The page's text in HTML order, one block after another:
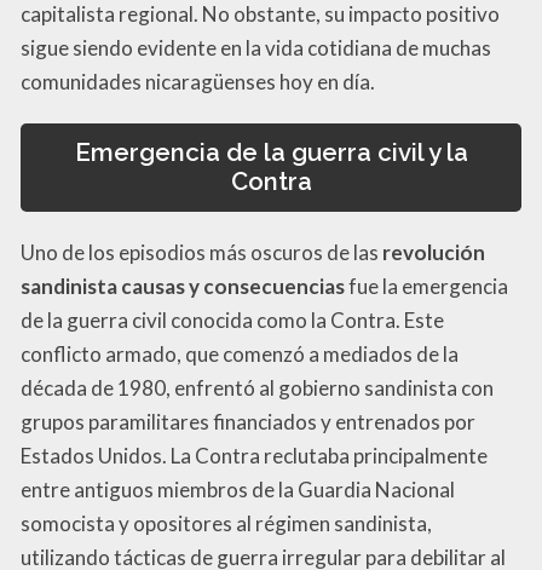
capitalista regional. No obstante, su impacto positivo
sigue siendo evidente en la vida cotidiana de muchas
comunidades nicaragüenses hoy en día.
Emergencia de la guerra civil y la
Contra
Uno de los episodios más oscuros de las revolución
sandinista causas y consecuenciasfue la emergencia
de la guerra civil conocida como la Contra. Este
conflicto armado, que comenzó a mediados de la
década de 1980, enfrentó al gobierno sandinista con
grupos paramilitares financiados y entrenados por
Estados Unidos. La Contra reclutaba principalmente
entre antiguos miembros de la Guardia Nacional
somocista y opositores al régimen sandinista,
utilizando tácticas de guerra irregular para debilitar al